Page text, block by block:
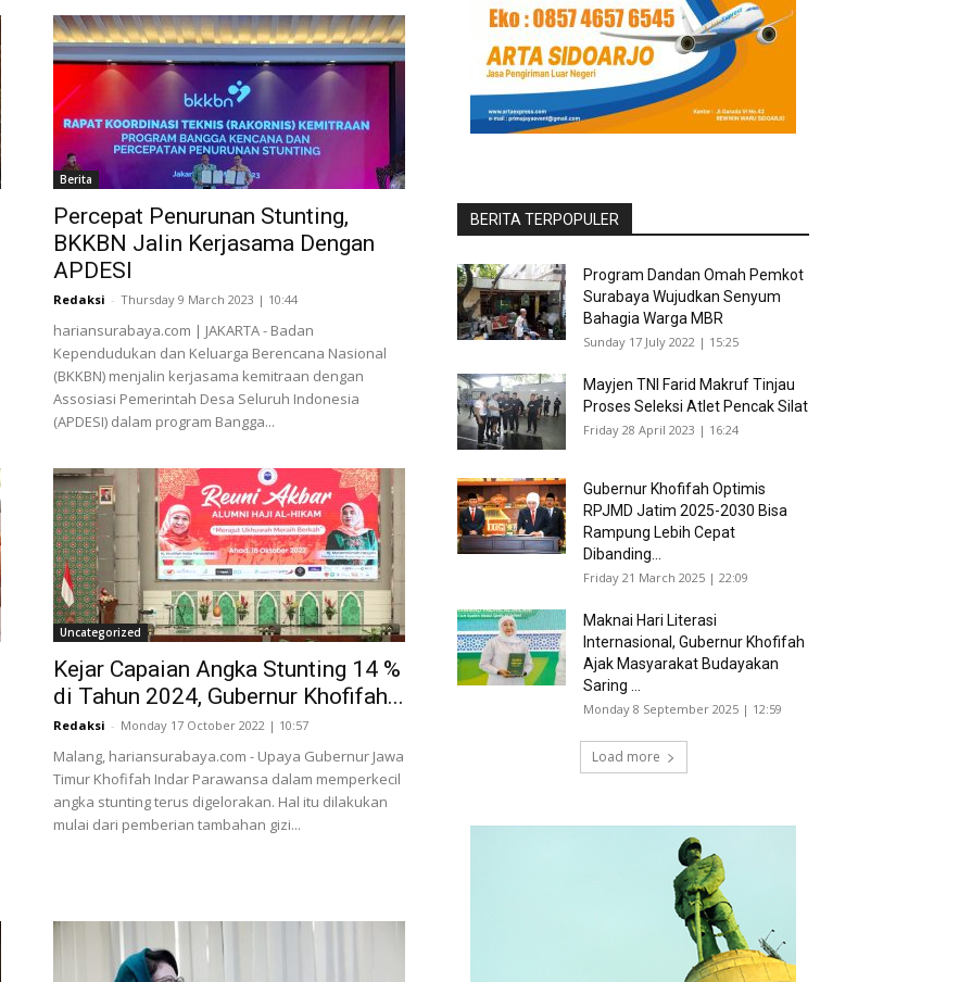
Berita
Percepat Penurunan Stunting,
BKKBN Jalin Kerjasama Dengan
APDESI
Redaksi - Thursday 9 March 2023 | 10:44
hariansurabaya.com | JAKARTA - Badan
Kependudukan dan Keluarga Berencana Nasional
(BKKBN) menjalin kerjasama kemitraan dengan
Assosiasi Pemerintah Desa Seluruh Indonesia
(APDESI) dalam program Bangga...
Uncategorized
Kejar Capaian Angka Stunting 14 %
di Tahun 2024, Gubernur Khofifah...
Redaksi - Monday 17 October 2022 | 10:57
Malang, hariansurabaya.com - Upaya Gubernur Jawa
Timur Khofifah Indar Parawansa dalam memperkecil
angka stunting terus digelorakan. Hal itu dilakukan
mulai dari pemberian tambahan gizi...
BERITA TERPOPULER
Program Dandan Omah Pemkot
Surabaya Wujudkan Senyum
Bahagia Warga MBR
Sunday 17 July 2022 | 15:25
Mayjen TNI Farid Makruf Tinjau
Proses Seleksi Atlet Pencak Silat
Friday 28 April 2023 | 16:24
Gubernur Khofifah Optimis
RPJMD Jatim 2025-2030 Bisa
Rampung Lebih Cepat
Dibanding...
Friday 21 March 2025 | 22:09
Maknai Hari Literasi
Internasional, Gubernur Khofifah
Ajak Masyarakat Budayakan
Saring ...
Monday 8 September 2025 | 12:59
Load more